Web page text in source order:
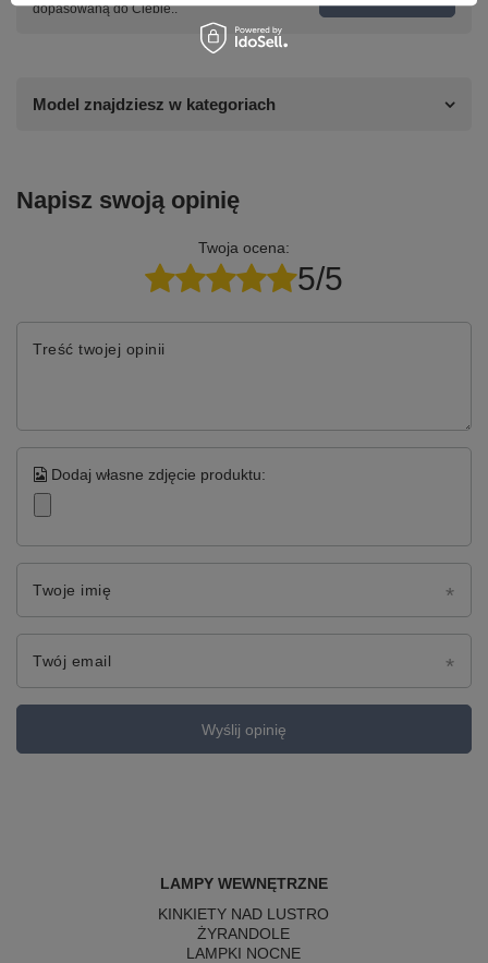
dopasowaną do Ciebie..
Model znajdziesz w kategoriach
Napisz swoją opinię
Twoja ocena:
5/5
Treść twojej opinii
Dodaj własne zdjęcie produktu:
Twoje imię
Twój email
Wyślij opinię
LAMPY WEWNĘTRZNE
KINKIETY NAD LUSTRO
ŻYRANDOLE
LAMPKI NOCNE